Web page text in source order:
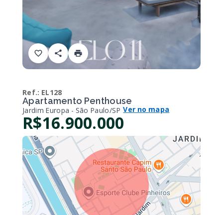
Ref.: EL128
Apartamento Penthouse
Jardim Europa - São Paulo/SP Ver no mapa
R$16.900.000